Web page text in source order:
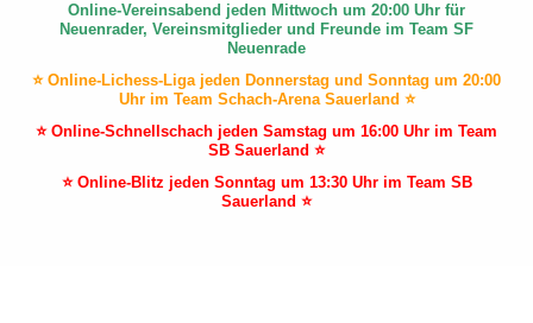
Online-Vereinsabend jeden Mittwoch um 20:00 Uhr für
Neuenrader, Vereinsmitglieder und Freunde im Team SF
Neuenrade
⭐ Online-Lichess-Liga jeden Donnerstag und Sonntag um 20:00
Uhr im Team Schach-Arena Sauerland ⭐
⭐ Online-Schnellschach jeden Samstag um 16:00 Uhr im Team
SB Sauerland ⭐
⭐ Online-Blitz jeden Sonntag um 13:30 Uhr im Team SB
Sauerland ⭐